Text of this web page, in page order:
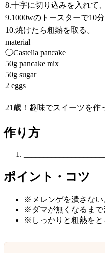
8.十字に切り込みを入れて
9.1000wのトースターで10分
10.焼けたら粗熱を取る。
material
◯Castella pancake
50g pancake mix
50g sugar
2 eggs
21歳！趣味でスイーツを作
作り方
ポイント・コツ
※メレンゲを潰さない
※ダマが無くなるまで
※しっかりと粗熱をと